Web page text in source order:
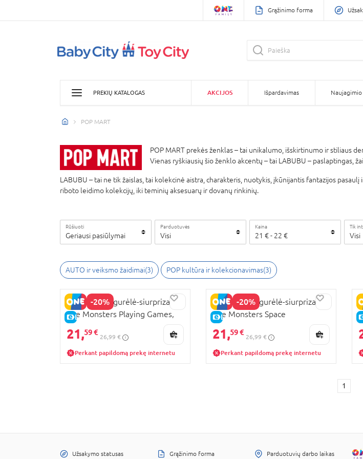
Grąžinimo forma
PREKIŲ KATALOGAS AKCIJOS Išpardavimas
POP MART
POP MART prekės ženklas – tai unikalumo, išskirtinumo ir stiliaus
Vienas ryškiausių šio ženklo akcentų – tai LABUBU – paslaptingas,
LABUBU – tai ne tik žaislas, tai kolekcinė aistra, charakteris, nuotykis, įkūnijantis fantazijos
riboto leidimo kolekcijų, iki teminių aksesuarų ir dovanų rinkinių.
Rūšiuoti
Geriausi pasiūlymai
Parduotuvės
Visi
Kaina
21 €- 22 €
Tik
Visi
AUTO ir veiksmo žaidimai(3) POP kultūra ir kolekcionavimas(3)
-20%
E-KAINA
POP MART figurėlė-siurprizas
The Monsters Playing Games,
10824
21,59 €
26,99 €
Perkant papildomą prekę internetu
-20%
E-KAINA
POP MART figurėlė-siurprizas
The Monsters Space
Adventures, 11013
21,59 €
26,99 €
Perkant papildomą prekę internetu
1
Užsakymo statusas Grąžinimo forma Parduotuvių darbo laikas